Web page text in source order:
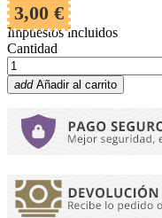
3,00 €
Impuestos incluidos
Cantidad
add Añadir al carrito